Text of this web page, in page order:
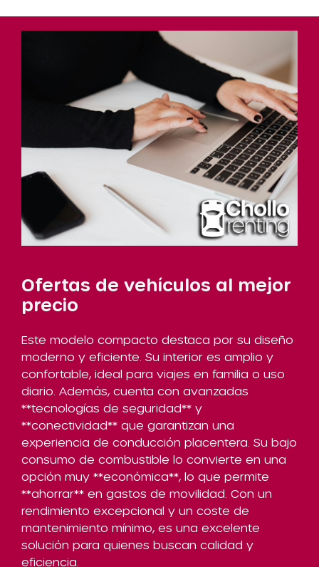
Ofertas de vehículos al mejor
precio
Este modelo compacto destaca por su diseño
moderno y eficiente. Su interior es amplio y
confortable, ideal para viajes en familia o uso
diario. Además, cuenta con avanzadas
**tecnologías de seguridad** y
**conectividad** que garantizan una
experiencia de conducción placentera. Su bajo
consumo de combustible lo convierte en una
opción muy **económica**, lo que permite
**ahorrar** en gastos de movilidad. Con un
rendimiento excepcional y un coste de
mantenimiento mínimo, es una excelente
solución para quienes buscan calidad y
eficiencia.